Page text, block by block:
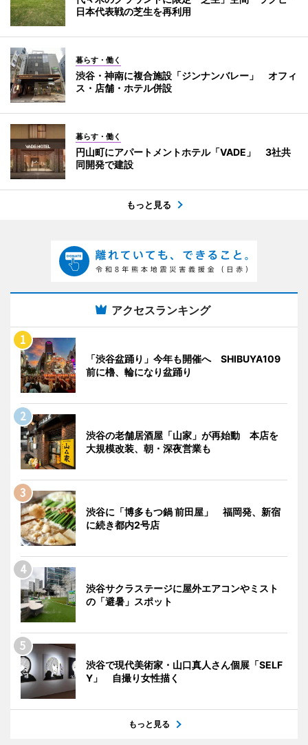
日本代表戦の芝生を再利用
暮らす・働く
渋谷・神南に複合施設「ジンナンバレー」 オフィ
ス・店舗・ホテル併設
暮らす・働く
円山町にアパートメントホテル「VADE」 3社共
同開発で建設
もっと見る
アクセスランキング
「渋谷盆踊り」今年も開催へ SHIBUYA109
前に櫓、輪になり盆踊り
渋谷の老舗居酒屋「山家」が再始動 本店を
大規模改装、朝・深夜営業も
渋谷に「博多もつ鍋 前田屋」 福岡発、新宿
に続き都内2号店
渋谷サクラステージに屋外エアコンやミスト
の「避暑」スポット
渋谷で現代美術家・山口真人さん個展「SELF
Y」 自撮り女性描く
もっと見る